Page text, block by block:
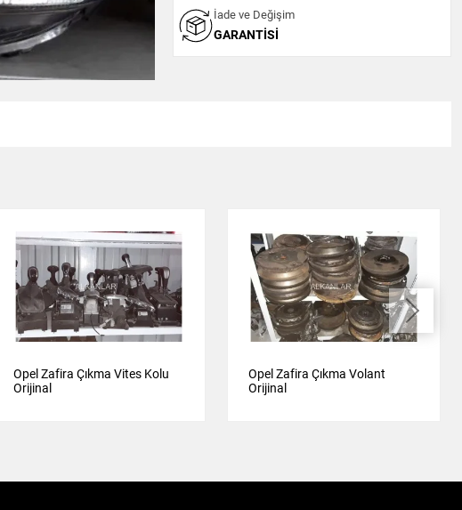
İade ve Değişim
GARANTISI
Opel Zafira Çıkma Vites Kolu
Orijinal
Opel Zafira Çıkma Volant
Orijinal